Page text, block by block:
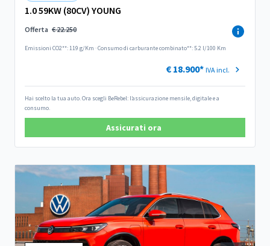
1.0 59KW (80CV) YOUNG
Offerta € 22.250
Emissioni CO2**: 119 g/Km ·Consumo di carburante combinato**: 5.2 l/100 Km
€ 18.900* IVA incl.
Hai scelto la tua auto. Ora scegli BeRebel: l’assicurazione mensile, digitale e a
consumo.
Assicurati ora